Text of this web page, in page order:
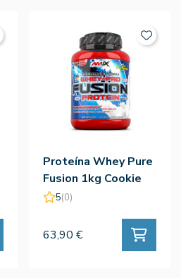
Proteína Whey Pure
Fusion 1kg Cookie
Crema - Amix
5(0)
63,90 €